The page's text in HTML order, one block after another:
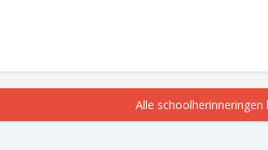
Alle schoolherinneringen